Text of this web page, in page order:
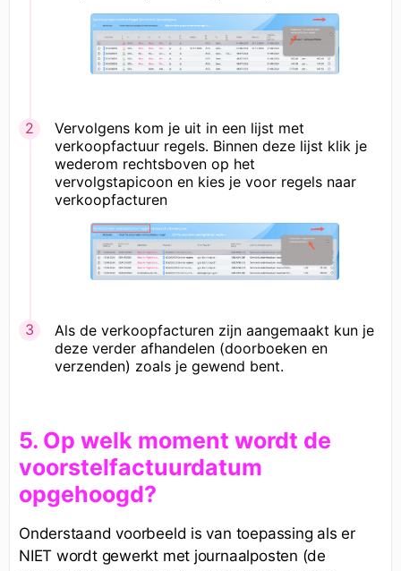
Vervolgens kom je uit in een lijst met
verkoopfactuur regels. Binnen deze lijst klik je
wederom rechtsboven op het
vervolgstapicoon en kies je voor regels naar
verkoopfacturen
Als de verkoopfacturen zijn aangemaakt kun je
deze verder afhandelen (doorboeken en
verzenden) zoals je gewend bent.
5. Op welk moment wordt de
voorstelfactuurdatum
opgehoogd?
Onderstaand voorbeeld is van toepassing als er
NIET wordt gewerkt met journaalposten (de